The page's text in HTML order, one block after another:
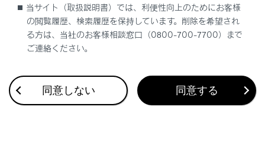
合わせて見られているページ
車から音が鳴ったときは（音さくいん）
このページは役に立ちましたか？
当サイト（取扱説明書）では、利便性向上のためにお客様
の閲覧履歴、検索履歴を保持しています。削除を希望され
る方は、当社のお客様相談窓口（0800-700-7700）まで
ご連絡ください。
同意しない 同意する